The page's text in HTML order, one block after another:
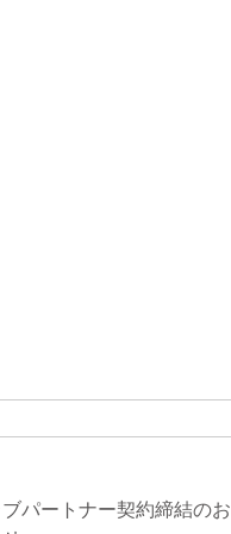
パートナー契約締結の